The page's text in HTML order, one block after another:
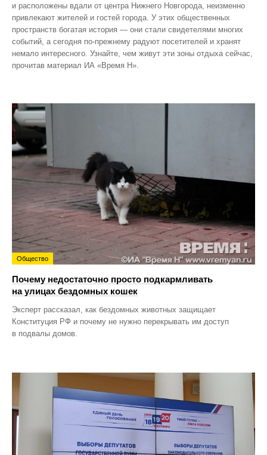
и расположены вдали от центра Нижнего Новгорода, неизменно
привлекают жителей и гостей города. У этих общественных
пространств богатая история — они стали свидетелями многих
событий, а сегодня по‑прежнему радуют посетителей и хранят
немало интересного. Узнайте, чем живут эти зоны отдыха сейчас,
прочитав материал ИА «Время Н».
Общество
Почему недостаточно просто подкармливать
на улицах бездомных кошек
Эксперт рассказал, как бездомных животных защищает
Конституция РФ и почему не нужно перекрывать им доступ
в подвалы домов.